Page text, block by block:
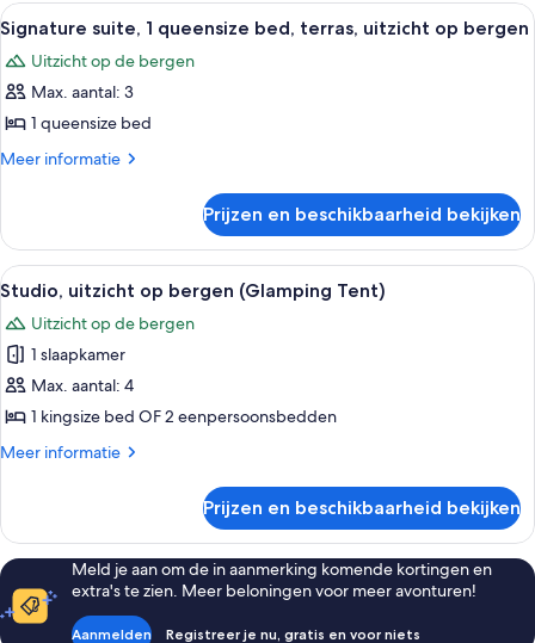
slaapkamer,
uitzicht
op
bergen,
de
twee-
2
eenpersoonsbedden,
slaapkamer,
uitzicht
de
hoek
Alle
foto's
voor
Signature
suite,
1
terras,
uitzicht
op
bergen
laden
Een slaapkamer met een houten
8
Signature suite, 1 queensize bed, terras, uitzicht op bergen
Uitzicht op de bergen
Max. aantal: 3
1 queensize bed
Meer informatie
Meer
suite,
queensize
terras,
uitzicht
op
bergen
Prijzen en beschikbaarheid bekijken
Alle
foto's
voor
Studio,
uitzicht
op
bergen
laden
Een houten bed met een witte
14
Studio, uitzicht op bergen (Glamping Tent)
Uitzicht op de bergen
1 slaapkamer
Max. aantal: 4
1 kingsize bed OF 2 eenpersoonsbedden
Meer informatie
Meer
uitzicht
op
bergen
(Glamping
Tent)
Prijzen en beschikbaarheid bekijken
Meld je aan om de in aanmerking komende kortingen en
extra's te zien. Meer beloningen voor meer avonturen!
Aanmelden Registreer je nu, gratis en voor niets